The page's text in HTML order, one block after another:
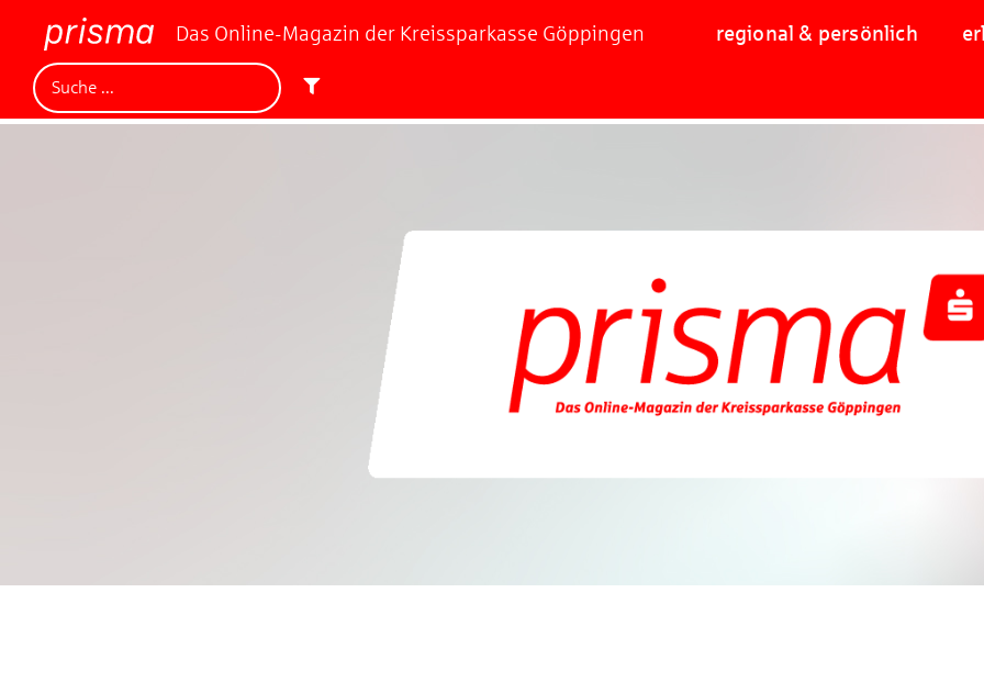
Das Online-Magazin der Kreissparkasse Göppingen regional & persönlich